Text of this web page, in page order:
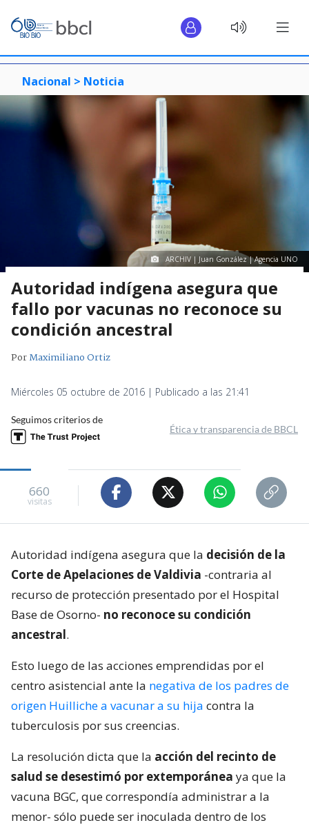
Nacional > Noticia
ARCHIV | Juan González | Agencia UNO
Autoridad indígena asegura que
fallo por vacunas no reconoce su
condición ancestral
PorMaximiliano Ortiz
Miércoles 05 octubre de 2016 | Publicado a las 21:41
Seguimos criterios de
Ética y transparencia de BBCL
660
visitas
Autoridad indígena asegura que la decisión de la
Corte de Apelaciones de Valdivia -contraria al
recurso de protección presentado por el Hospital
Base de Osorno- no reconoce su condición
ancestral.
Esto luego de las acciones emprendidas por el
centro asistencial ante la negativa de los padres de
origen Huilliche a vacunar a su hija contra la
tuberculosis por sus creencias.
La resolución dicta que la acción del recinto de
salud se desestimó por extemporánea ya que la
vacuna BGC, que correspondía administrar a la
menor- sólo puede ser inoculada dentro de los